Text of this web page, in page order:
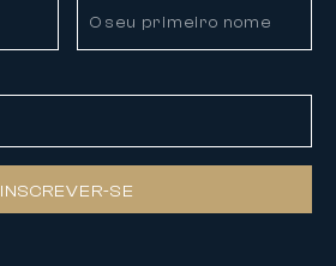
INSCREVER-SE